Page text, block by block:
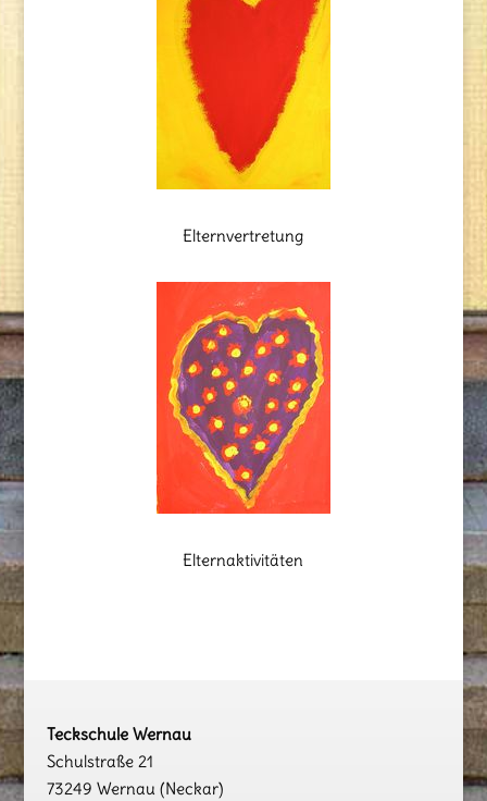
Elternvertretung
Elternaktivitäten
Teckschule Wernau
Schulstraße 21
73249 Wernau (Neckar)